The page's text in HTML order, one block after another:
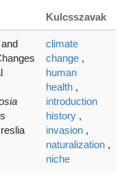
Kulcsszavak
climate
change ,
human
health ,
introduction
history ,
invasion ,
naturalization ,
niche